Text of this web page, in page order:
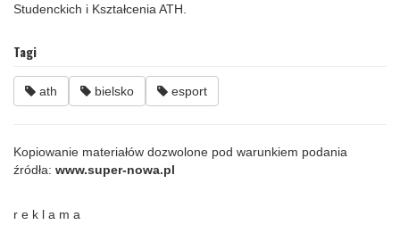
Studenckich i Kształcenia ATH.
Tagi
ath bielsko esport
Kopiowanie materiałów dozwolone pod warunkiem podania
źródła: www.super-nowa.pl
r e k l a m a